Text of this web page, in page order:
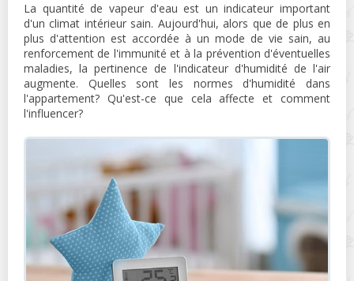
La quantité de vapeur d'eau est un indicateur important
d'un climat intérieur sain. Aujourd'hui, alors que de plus en
plus d'attention est accordée à un mode de vie sain, au
renforcement de l'immunité et à la prévention d'éventuelles
maladies, la pertinence de l'indicateur d'humidité de l'air
augmente. Quelles sont les normes d'humidité dans
l'appartement? Qu'est-ce que cela affecte et comment
l'influencer?